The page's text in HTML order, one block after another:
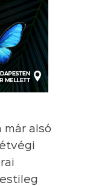
már alsó